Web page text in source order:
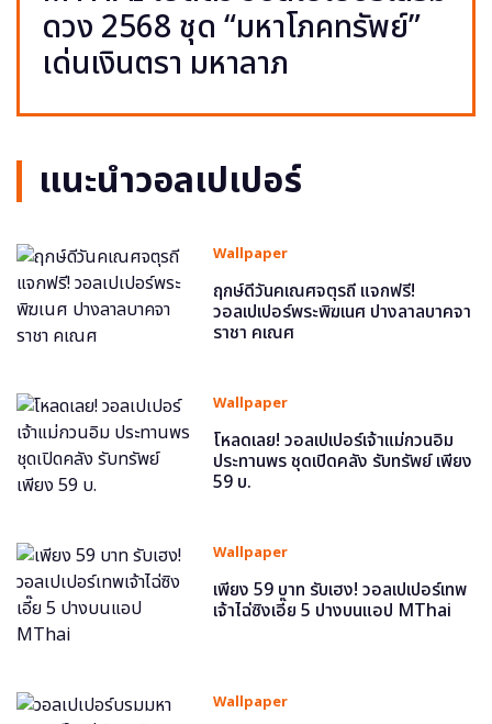
ดวง 2568 ชุด “มหาโภคทรัพย์”
เด่นเงินตรา มหาลาภ
แนะนำวอลเปเปอร์
Wallpaper
ฤกษ์ดีวันคเณศจตุรถี แจกฟรี!
วอลเปเปอร์พระพิฆเนศ ปางลาลบาคจา
ราชา คเณศ
Wallpaper
โหลดเลย! วอลเปเปอร์เจ้าแม่กวนอิม
ประทานพร ชุดเปิดคลัง รับทรัพย์ เพียง
59 บ.
Wallpaper
เพียง 59 บาท รับเฮง! วอลเปเปอร์เทพ
เจ้าไฉ่ซิงเอี๊ย 5 ปางบนแอป MThai
Wallpaper